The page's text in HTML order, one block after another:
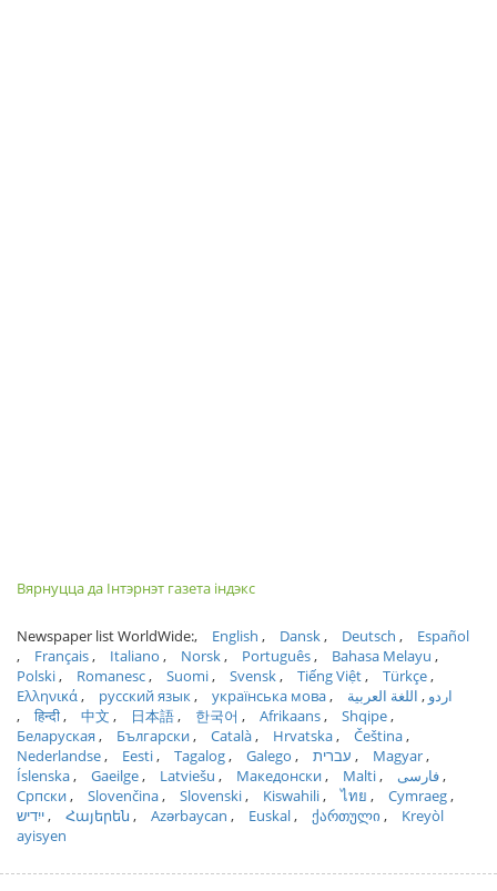
Вярнуцца да Інтэрнэт газета індэкс
Newspaper list WorldWide: English Dansk Deutsch
Español
Français
Italiano Norsk Português
Bahasa Melayu
Polski
Romanesc Suomi Svensk Tiếng Việt
Türkçe
Ελληνικά
русский язык українська мова اردو
اللغة العربية
हिन्दी
中文 日本語 한국어 Afrikaans
Shqipe
Беларуская
Български Català Hrvatska
Čeština
Nederlandse
Eesti Tagalog Galego עברית
Magyar
Íslenska
Gaeilge Latviešu Македонски Malti
فارسی
Српски
Slovenčina Slovenski Kiswahili ไทย
Cymraeg
ייִדיש
Հայերեն Azərbaycan Euskal ქართული
Kreyòl
ayisyen